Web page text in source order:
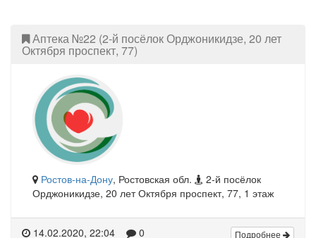
Аптека №22 (2-й посёлок Орджоникидзе, 20 лет
Октября проспект, 77)
Ростов-на-Дону, Ростовская обл.
2-й посёлок
Орджоникидзе, 20 лет Октября проспект, 77, 1 этаж
14.02.2020, 22:04 0 Подробнее